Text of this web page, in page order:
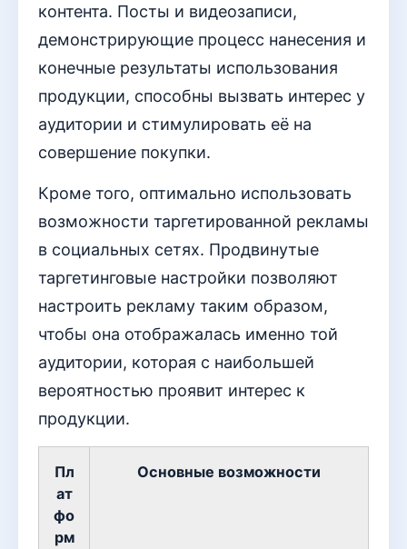
контента. Посты и видеозаписи,
демонстрирующие процесс нанесения и
конечные результаты использования
продукции, способны вызвать интерес у
аудитории и стимулировать её на
совершение покупки.
Кроме того, оптимально использовать
возможности таргетированной рекламы
в социальных сетях. Продвинутые
таргетинговые настройки позволяют
настроить рекламу таким образом,
чтобы она отображалась именно той
аудитории, которая с наибольшей
вероятностью проявит интерес к
продукции.
Пл
ат
фо
рм
Основные возможности